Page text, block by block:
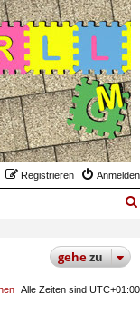
Anmelden
Registrieren
gehezu
Alle Zeiten sind UTC+01:00